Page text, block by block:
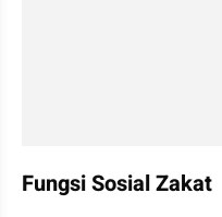
Fungsi Sosial Zakat